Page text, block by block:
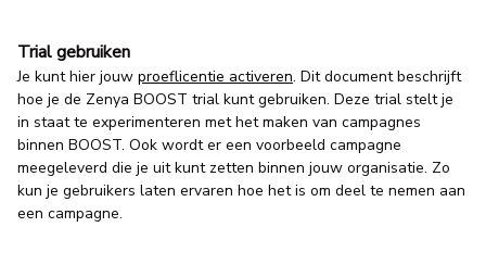
Trial gebruiken
Je kunt hier jouw proeflicentie activeren. Dit document beschrijft
hoe je de Zenya BOOST trial kunt gebruiken. Deze trial stelt je
in staat te experimenteren met het maken van campagnes
binnen BOOST. Ook wordt er een voorbeeld campagne
meegeleverd die je uit kunt zetten binnen jouw organisatie. Zo
kun je gebruikers laten ervaren hoe het is om deel te nemen aan
een campagne.